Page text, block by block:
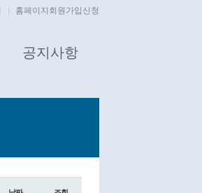
홈페이지회원가입신청
공지사항